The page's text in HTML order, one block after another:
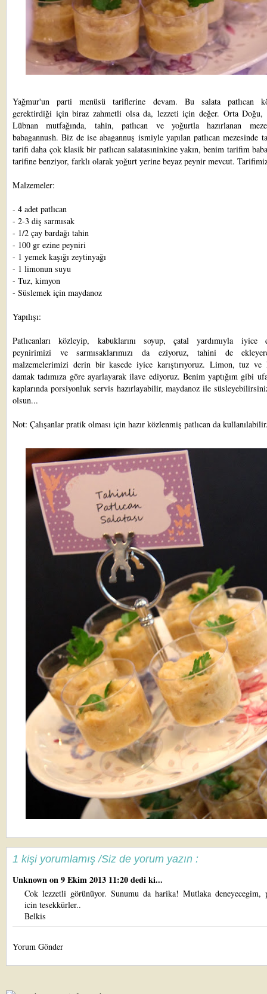
Yağmur'un parti menüsü tariflerine devam. Bu salata patlıcan
gerektirdiği için biraz zahmetli olsa da, lezzeti için değer. Orta Doğu,
Lübnan mutfağında, tahin, patlıcan ve yoğurtla hazırlanan
babagannush. Biz de ise abagannuş ismiyle yapılan patlıcan mezesinde
tarifi daha çok klasik bir patlıcan salatasıninkine yakın, benim tarifim
tarifine benziyor, farklı olarak yoğurt yerine beyaz peynir mevcut.
Malzemeler:
- 4 adet patlıcan
- 2-3 diş sarmısak
- 1/2 çay bardağı tahin
- 100 gr ezine peyniri
- 1 yemek kaşığı zeytinyağı
- 1 limonun suyu
- Tuz, kimyon
- Süslemek için maydanoz
Yapılışı:
Patlıcanları közleyip, kabuklarını soyup, çatal yardımıyla iyice
peynirimizi ve sarmısaklarımızı da eziyoruz, tahini de
malzemelerimizi derin bir kasede iyice karıştırıyoruz. Limon, tuz ve
damak tadımıza göre ayarlayarak ilave ediyoruz. Benim yaptığım gibi
kaplarında porsiyonluk servis hazırlayabilir, maydanoz ile
olsun...
Not: Çalışanlar pratik olması için hazır közlenmiş patlıcan da
1 kişi yorumlamış /Siz de yorum yazın :
Unknownon 9 Ekim 2013 11:20 dedi ki...
Cok lezzetli görünüyor. Sunumu da harika! Mutlaka deneyecegim,
icin tesekkürler..
Belkis
Yorum Gönder